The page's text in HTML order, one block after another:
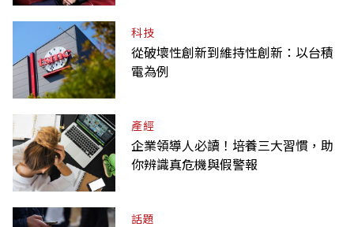
科技
從破壞性創新到維持性創新：以台積
電為例
產經
企業領導人必讀！培養三大習慣，助
你辨識真危機與假警報
話題